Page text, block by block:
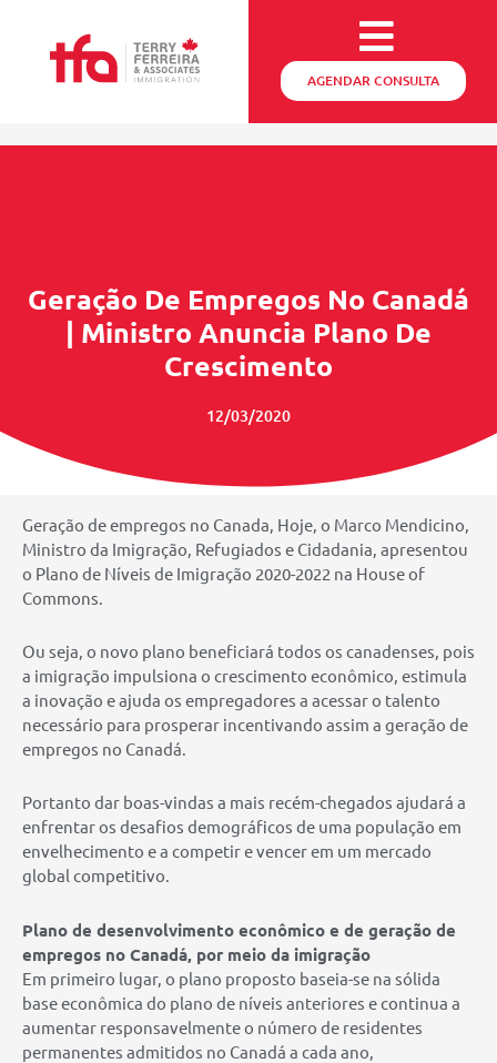
AGENDAR CONSULTA
Geração De Empregos No Canadá
| Ministro Anuncia Plano De
Crescimento
12/03/2020
Geração de empregos no Canada, Hoje, o Marco Mendicino,
Ministro da Imigração, Refugiados e Cidadania, apresentou
o Plano de Níveis de Imigração 2020-2022 na House of
Commons.
Ou seja, o novo plano beneficiará todos os canadenses, pois
a imigração impulsiona o crescimento econômico, estimula
a inovação e ajuda os empregadores a acessar o talento
necessário para prosperar incentivando assim a geração de
empregos no Canadá.
Portanto dar boas-vindas a mais recém-chegados ajudará a
enfrentar os desafios demográficos de uma população em
envelhecimento e a competir e vencer em um mercado
global competitivo.
Plano de desenvolvimento econômico e de geração de
empregos no Canadá, por meio da imigração
Em primeiro lugar, o plano proposto baseia-se na sólida
base econômica do plano de níveis anteriores e continua a
aumentar responsavelmente o número de residentes
permanentes admitidos no Canadá a cada ano,